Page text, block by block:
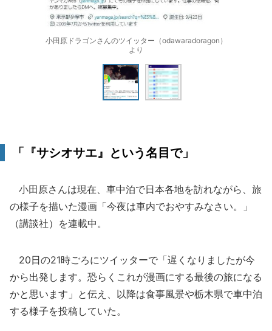
小田原ドラゴンさんのツイッター（odawaradoragon）
より
「『サシオサエ』という名目で」
小田原さんは現在、車中泊で日本各地を訪れながら、旅
の様子を描いた漫画「今夜は車内でおやすみなさい。」
（講談社）を連載中。
20日の21時ごろにツイッターで「遅くなりましたが今
から出発します。恐らくこれが漫画にする最後の旅になる
かと思います」と伝え、以降は食事風景や栃木県で車中泊
する様子を投稿していた。